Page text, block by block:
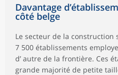
Davantage
côté belge
Le secteur de la construction
7 500 établissements
d’ autre de la frontière. Ces
grande majorité de petite